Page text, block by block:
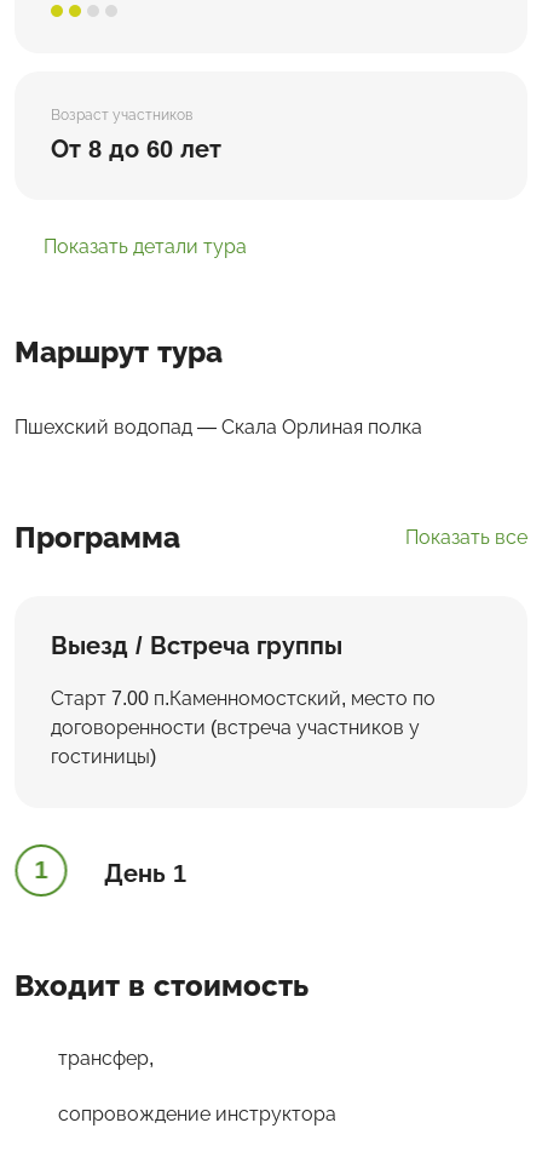
Возраст участников
От 8 до 60 лет
Показать детали тура
Маршрут тура
Пшехский водопад — Скала Орлиная полка
Программа Показать все
Выезд / Встреча группы
Старт 7.00 п.Каменномостский, место по
договоренности (встреча участников у
гостиницы)
1 День 1
Входит в стоимость
трансфер,
сопровождение инструктора